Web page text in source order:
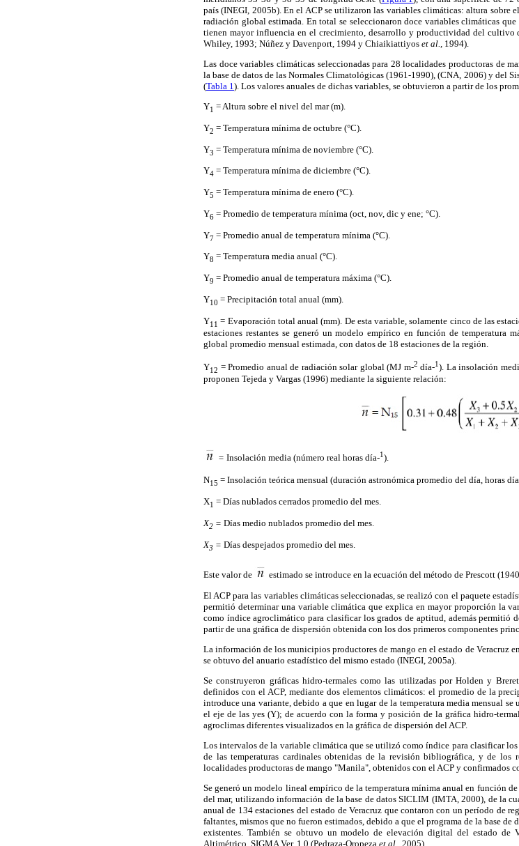
país (INEGI, 2005b). En el ACP se utilizaron las variables climáticas: altura sobre
radiación global estimada. En total se seleccionaron doce variables climáticas
tienen mayor influencia en el crecimiento, desarrollo y productividad del cultivo
Whiley, 1993; Núñez y Davenport, 1994 y Chiaikiattiyos et al.,
1994).
Las doce variables climáticas seleccionadas para 28 localidades productoras de
la base de datos de las Normales Climatológicas (1961-1990), (CNA, 2006) y del
(Tabla 1 ). Los valores anuales de dichas variables, se obtuvieron a partir de los
Y1 = Altura sobre el nivel del mar (m).
Y2 = Temperatura mínima de octubre (°C).
Y3 = Temperatura mínima de noviembre (°C).
Y4 = Temperatura mínima de diciembre (°C).
Y5 = Temperatura mínima de enero (°C).
Y6 = Promedio de temperatura mínima (oct, nov, dic y ene; °C).
Y7 = Promedio anual de temperatura mínima (°C).
Y8 = Temperatura media anual (°C).
Y9 = Promedio anual de temperatura máxima (°C).
Y10 = Precipitación total anual (mm).
Y11 = Evaporación total anual (mm). De esta variable, solamente cinco de las
estaciones restantes se generó un modeloempírico en función de temperatura
global promedio mensual estimada, con datos de 18 estaciones de la región.
Y12 = Promedio anual de radiación solar global (MJ m-2 día-1). La insolación
proponen Tejeda y Vargas (1996) mediante la siguiente relación:
= Insolación media (número real horas día-1).
N15 = Insolación teórica mensual (duración astronómica promedio del día, horas
X1 = Días nublados cerrados promedio del mes.
X2 = Días medio nublados promedio del mes.
X3 = Días despejados promedio del mes.
Este valor de
estimado se introduce en la ecuación del método de Prescott
El ACP para las variables climáticas seleccionadas, se realizó con el paquete
permitió determinar una variable climática que explica en mayor proporción la
como índice agroclimático para clasificar los grados de aptitud, además permitió
partir de una gráfica de dispersión obtenida con los dos primeros componentes
La información de los municipios productores de mango en el estado de Veracruz
se obtuvo del anuario estadístico del mismo estado (INEGI, 2005a).
Se construyeron gráficas hidro-termales como las utilizadas por Holden y
definidos con el ACP, mediante dos elementos climáticos: el promedio de la
introduce una variante, debido a que en lugar de la temperatura media mensual
el eje de las yes (Y); de acuerdo con la forma y posición de la gráfica hidro-
agroclimas diferentes visualizados en la gráfica de dispersión del ACP.
Los intervalos de la variable climática que se utilizó como índice para clasificar
de las temperaturas cardinales obtenidas de la revisión bibliográfica, y de los
localidades productoras de mango "Manila", obtenidos con el ACP y confirmados
Se generó un modelo lineal empírico de la temperatura mínima anual en función
del mar, utilizando información de la base de datos SICLIM (IMTA, 2000), de la
anual de 134 estaciones del estado de Veracruz que contaron con un período de
faltantes, mismos que no fueron estimados, debido a que el programa de la base
existentes. También se obtuvo un modelo de elevación digital del estado de
Altimétrico, SIGMA Ver. 1.0 (Pedraza-Oropeza et al., 2005).